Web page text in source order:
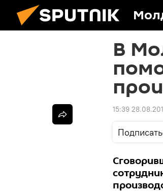
В
15:39